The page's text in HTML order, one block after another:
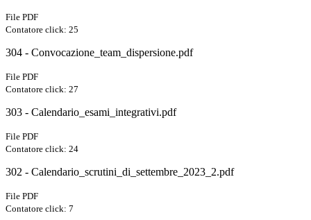
File PDF
Contatore click: 25
304 - Convocazione_team_dispersione.pdf
File PDF
Contatore click: 27
303 - Calendario_esami_integrativi.pdf
File PDF
Contatore click: 24
302 - Calendario_scrutini_di_settembre_2023_2.pdf
File PDF
Contatore click: 7